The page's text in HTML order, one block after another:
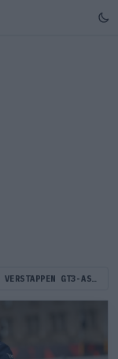
MOST MÁR HIVATALOS: JÖHET VERSTAPPEN GT3-AS DEBÜTÁLÁSA A NORDSCHLEIFÉN